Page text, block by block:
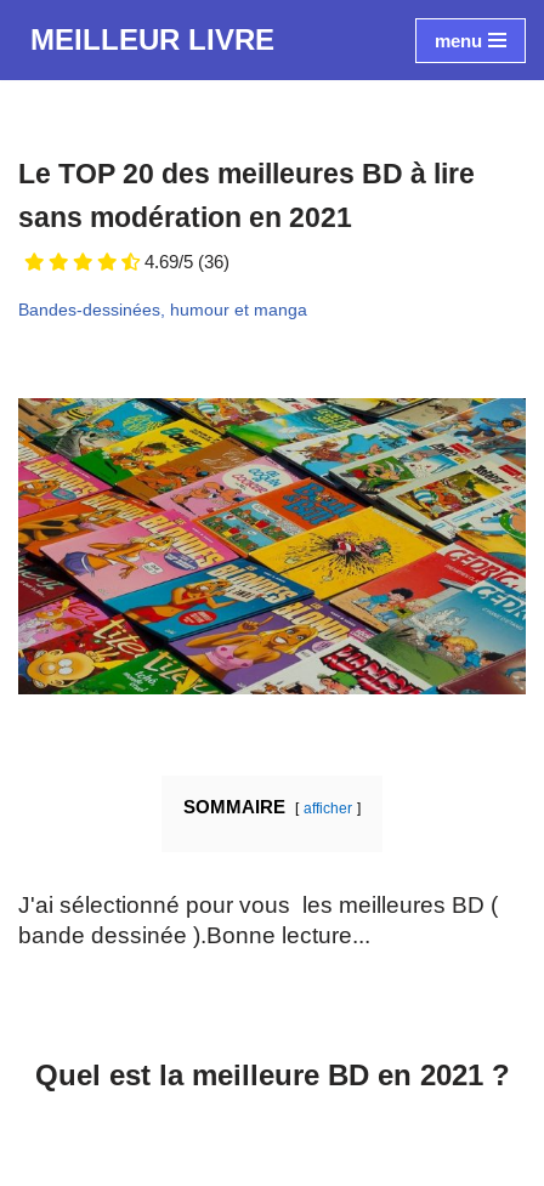
MEILLEUR LIVRE menu
Le TOP 20 des meilleures BD à lire
sans modération en 2021
4.69/5 (36)
Bandes-dessinées, humour et manga
SOMMAIRE afficher
J'ai sélectionné pour vous les meilleures BD (
bande dessinée ).Bonne lecture...
Quel est la meilleure BD en 2021 ?